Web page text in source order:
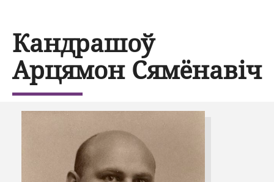
Кандрашоў
Арцямон Сямёнавіч